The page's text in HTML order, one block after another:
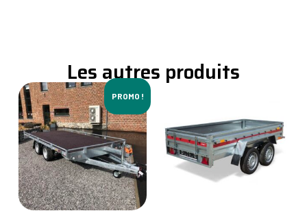
Les autres produits
PROMO !